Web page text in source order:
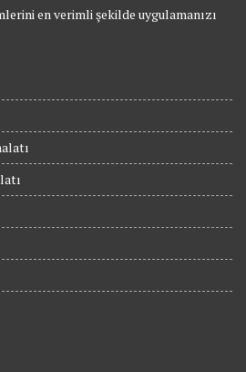
en verimli şekilde uygulamanızı